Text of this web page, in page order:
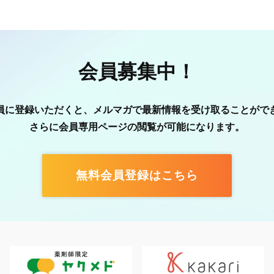
会員募集中！
に登録いただくと、メルマガで最新情報を受け取ることがで
さらに会員専用ページの閲覧が可能になります。
無料会員登録はこちら